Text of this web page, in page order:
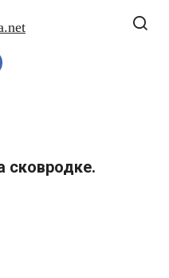
сковродке.